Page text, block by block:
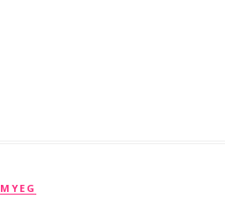
MYEG